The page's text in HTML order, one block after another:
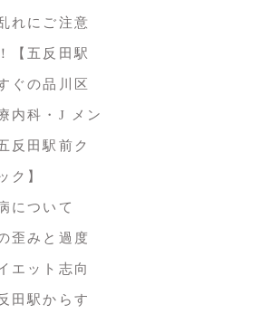
れにご注意
【五反田駅
ぐの品川区
内科・J メン
反田駅前ク
ク】
について
歪みと過度
エット志向
田駅からす